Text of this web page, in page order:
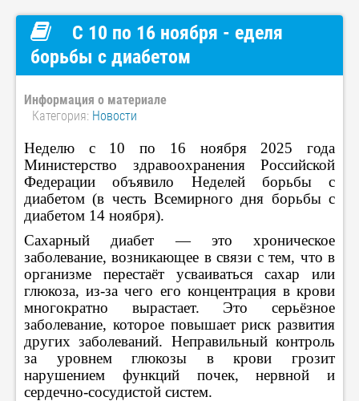
С 10 по 16 ноября - еделя
борьбы с диабетом
Информация о материале
Категория: Новости
Неделю с 10 по 16 ноября 2025 года
Министерство здравоохранения Российской
Федерации объявило Неделей борьбы с
диабетом (в честь Всемирного дня борьбы с
диабетом 14 ноября).
Сахарный диабет — это хроническое
заболевание, возникающее в связи с тем, что в
организме перестаёт усваиваться сахар или
глюкоза, из-за чего его концентрация в крови
многократно вырастает. Это серьёзное
заболевание, которое повышает риск развития
других заболеваний. Неправильный контроль
за уровнем глюкозы в крови грозит
нарушением функций почек, нервной и
сердечно-сосудистой систем.